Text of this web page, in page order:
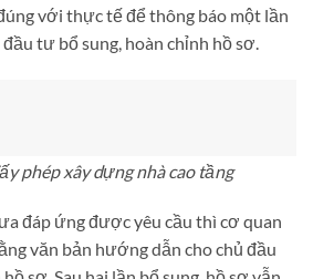
với thực tế để thông báo một lần
tư bổ sung, hoàn chỉnh hồ sơ.
phép xây dựng nhà cao tầng
đáp ứng được yêu cầu thì cơ quan
văn bản hướng dẫn cho chủ đầu